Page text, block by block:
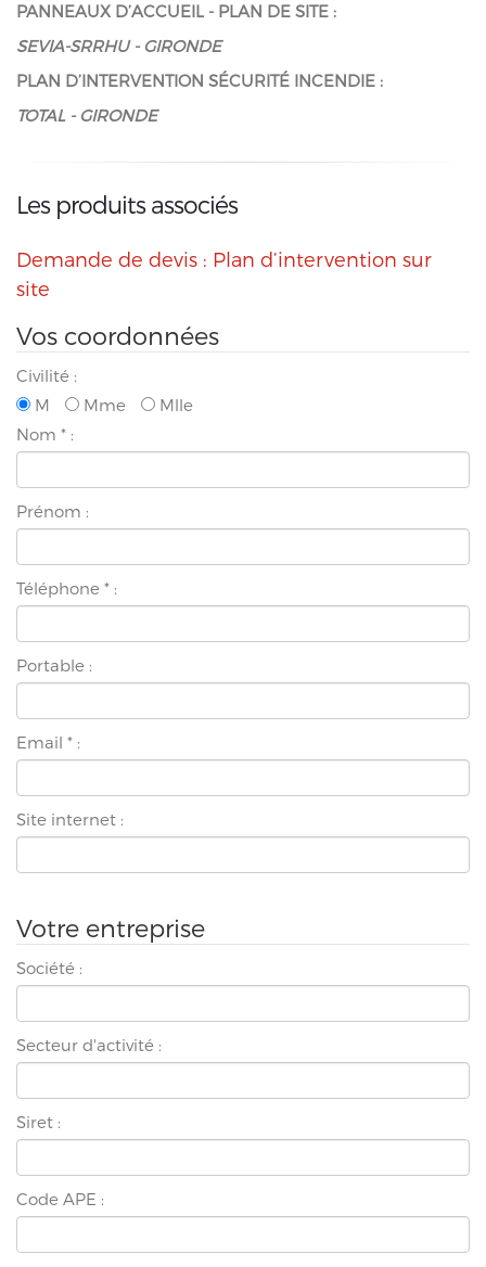
PANNEAUX D’ACCUEIL - PLAN DE SITE :
SEVIA-SRRHU - GIRONDE
PLAN D’INTERVENTION SÉCURITÉ INCENDIE :
TOTAL - GIRONDE
Les produits associés
Demande de devis : Plan d’intervention sur
site
Vos coordonnées
Civilité :
M
Mme
Mlle
Nom * :
Prénom :
Téléphone * :
Portable :
Email * :
Site internet :
Votre entreprise
Société :
Secteur d'activité :
Siret :
Code APE :